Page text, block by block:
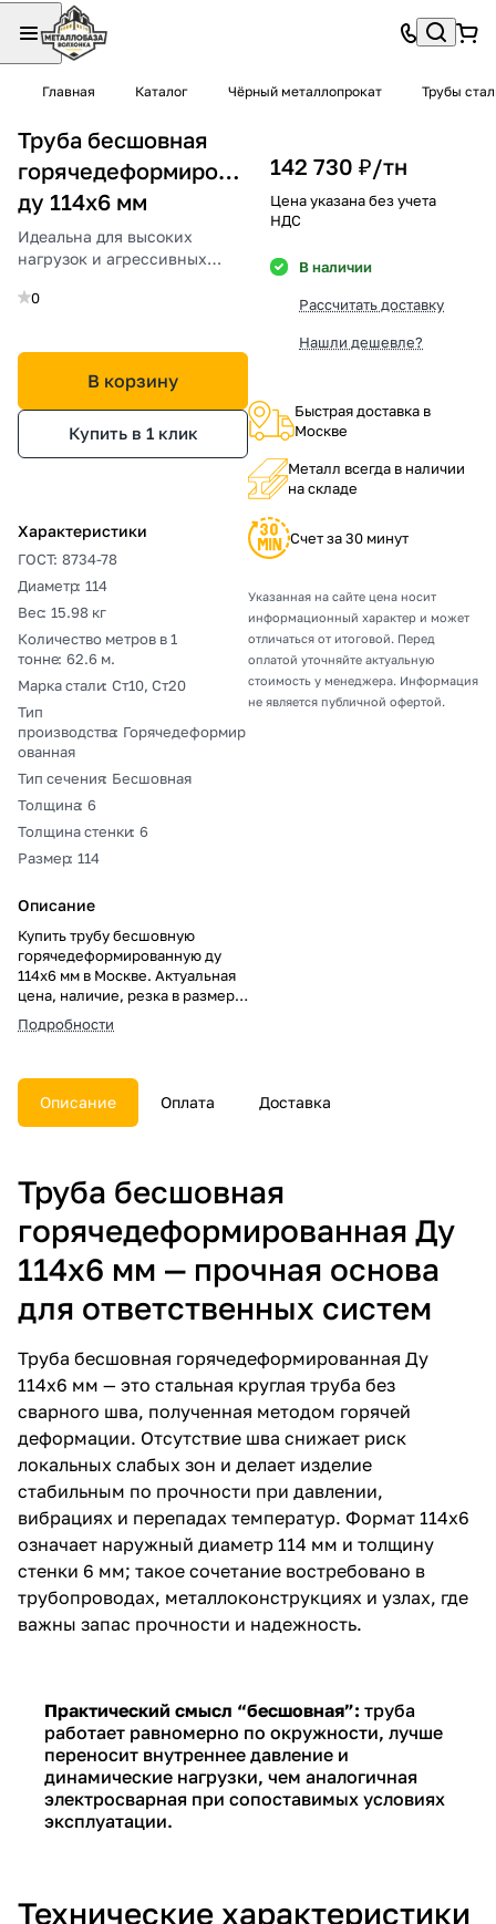
Главная Каталог Чёрный металлопрокат Трубы
Труба бесшовная
горячедеформированная
ду 114х6 мм
Идеальна для высоких
нагрузок и агрессивных
0
В корзину
Купить в 1 клик
Характеристики
ГОСТ: 8734-78
Диаметр: 114
Вес: 15.98 кг
Количество метров в 1
тонне: 62.6 м.
Марка стали: Ст10, Ст20
Тип
производства: Горячедеформир
ованная
Тип сечения: Бесшовная
Толщина: 6
Толщина стенки: 6
Размер: 114
Описание
Купить трубу бесшовную
горячедеформированную ду
114х6 мм в Москве. Актуальная
цена, наличие, резка в размер,
погрузка, доставка, расчет веса
и документы.
Подробности
142 730 ₽/тн
Цена указана без учета
НДС
В наличии
Рассчитать доставку
Нашли дешевле?
Быстрая доставка в
Москве
Металл всегда в наличии
на складе
Счет за 30 минут
Указанная на сайте цена носит
информационный характер и может
отличаться от итоговой. Перед
оплатой уточняйте актуальную
стоимость у менеджера. Информация
не является публичной офертой.
Описание Оплата Доставка
Труба бесшовная
горячедеформированная Ду
114х6 мм — прочная основа
для ответственных систем
Труба бесшовная горячедеформированная Ду
114х6 мм — это стальная круглая труба без
сварного шва, полученная методом горячей
деформации. Отсутствие шва снижает риск
локальных слабых зон и делает изделие
стабильным по прочности при давлении,
вибрациях и перепадах температур. Формат 114х6
означает наружный диаметр 114 мм и толщину
стенки 6 мм; такое сочетание востребовано в
трубопроводах, металлоконструкциях и узлах, где
важны запас прочности и надежность.
Практический смысл “бесшовная”: труба
работает равномерно по окружности, лучше
переносит внутреннее давление и
динамические нагрузки, чем аналогичная
электросварная при сопоставимых условиях
эксплуатации.
Технические характеристики